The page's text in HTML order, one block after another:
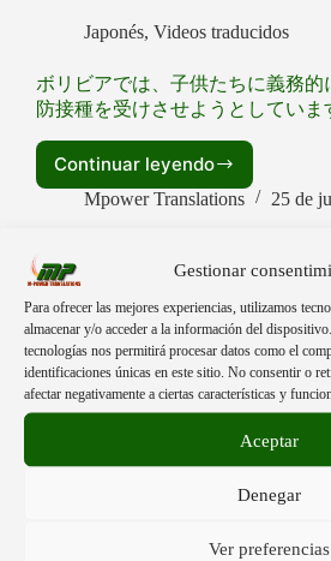
Gestionar
Para ofrecer las mejores experiencias, utilizamos
almacenar y/o acceder a la información del
tecnologías nos permitirá procesar datos como el
identificaciones únicas en este sitio. No consentir o
afectar negativamente a ciertas características y
Aceptar
Denegar
Ver preferencias
ル
ト
市
に
お
け
る
数
ク
チ
ン
の
光
Japonés, Videos traducidos
ボリビアでは、子供たちに義務的
防接種を受けさせようとしていま
Continuar leyendo
ボ
リ
子
供
た
ち
に
務
Mpower Translations 25 de
Japonés,Videos traducidos
ボリビアのテレビで、ワクチンに
ているかが示される。
Continuar leyendo
ボ
Mpower Translations 24 de